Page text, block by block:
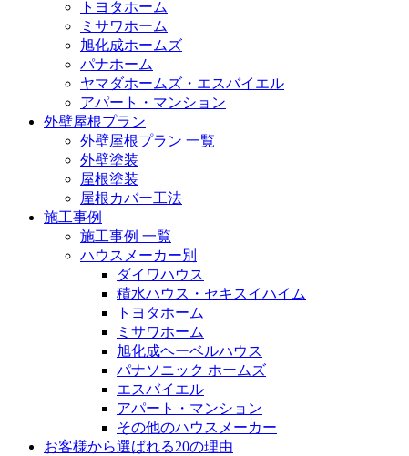
トヨタホーム
ミサワホーム
旭化成ホームズ
パナホーム
ヤマダホームズ・エスバイエル
アパート・マンション
外壁屋根プラン
外壁屋根プラン 一覧
外壁塗装
屋根塗装
屋根カバー工法
施工事例
施工事例 一覧
ハウスメーカー別
ダイワハウス
積水ハウス・セキスイハイム
トヨタホーム
ミサワホーム
旭化成ヘーベルハウス
パナソニック ホームズ
エスバイエル
アパート・マンション
その他のハウスメーカー
お客様から選ばれる20の理由